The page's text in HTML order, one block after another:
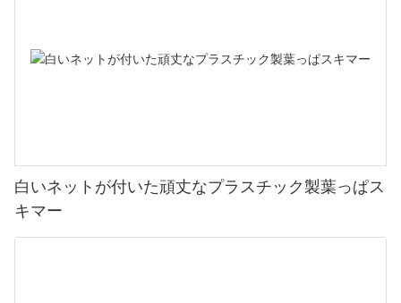
白いネットが付いた頑丈なプラスチック製葉っぱス
キマー